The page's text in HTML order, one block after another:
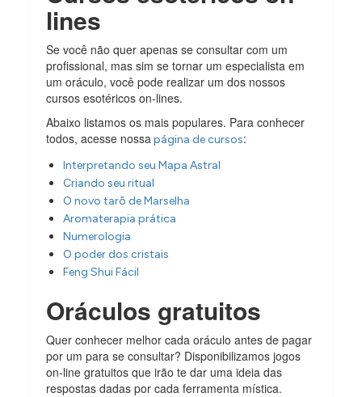
lines
Se você não quer apenas se consultar com um
profissional, mas sim se tornar um especialista em
um oráculo, você pode realizar um dos nossos
cursos esotéricos on-lines.
Abaixo listamos os mais populares. Para conhecer
todos, acesse nossa página de cursos:
Interpretando seu Mapa Astral
Criando seu ritual
O novo tarô de Marselha
Aromaterapia prática
Numerologia
O poder dos cristais
Feng Shui Fácil
Oráculos gratuitos
Quer conhecer melhor cada oráculo antes de pagar
por um para se consultar? Disponibilizamos jogos
on-line gratuitos que irão te dar uma ideia das
respostas dadas por cada ferramenta mística.